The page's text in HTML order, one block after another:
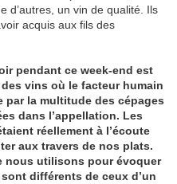
d’autres, un vin de qualité. Ils
acquis aux fils des
pendant ce week-end est
vins où le facteur humain
la multitude des cépages
dans l’appellation. Les
réellement à l’écoute
aux travers de nos plats.
nous utilisons pour évoquer
différents de ceux d’un